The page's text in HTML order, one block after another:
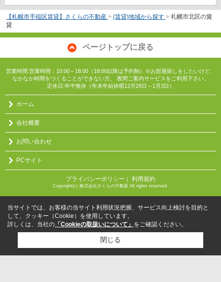
【札幌市手稲区賃貸】さくらの不動産 > (賃貸)地域から探す > 札幌市北区の賃
貸
ページトップに戻る
営業時間:営業時間：10:00～18:00（18:00以降は予約制）※お部屋探しをしたいけど、
なかなか時間をつくることができない方。 夜間ご案内サービスをご利用下さい。
定休日:年中無休（年末年始休暇12月29日～1月3日）
ホーム
会社概要
お問い合わせ
PCサイト
プライバシーポリシー ｜ 利用規約
Copyright(c) 株式会社さくらの不動産 All rights reserved.
当サイトでは、お客様の当サイト利用状況把握、サービス向上検討を目的と
して、クッキー（Cookie）を使用しています。
詳しくは、当社の 「Cookieの取扱いについて」 をご確認ください。
閉じる